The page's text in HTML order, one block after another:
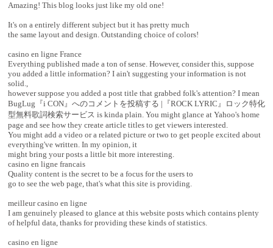
Amazing! This blog looks just like my old one!
It's on a entirely different subject but it has pretty much
the same layout and design. Outstanding choice of colors!
casino en ligne France
Everything published made a ton of sense. However, consider this, suppose
you added a little information? I ain't suggesting your information is not
solid.,
however suppose you added a post title that grabbed folk's attention? I mean
BugLug『i CON』へのコメントを投稿する |『ROCK LYRIC』ロック特化
型無料歌詞検索サービス is kinda plain. You might glance at Yahoo's home
page and see how they create article titles to get viewers interested.
You might add a video or a related picture or two to get people excited about
everything've written. In my opinion, it
might bring your posts a little bit more interesting.
casino en ligne francais
Quality content is the secret to be a focus for the users to
go to see the web page, that's what this site is providing.
meilleur casino en ligne
I am genuinely pleased to glance at this website posts which contains plenty
of helpful data, thanks for providing these kinds of statistics.
casino en ligne